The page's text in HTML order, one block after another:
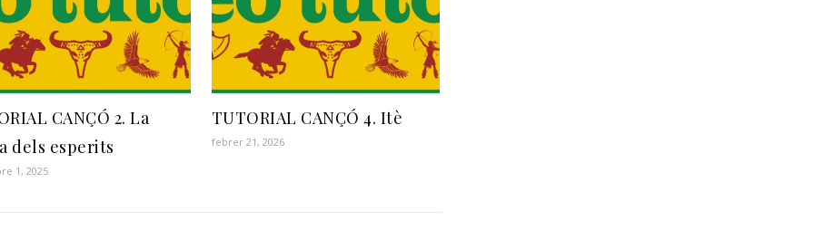
CANÇÓ 2. La
dels esperits
1, 2025
TUTORIAL CANÇÓ 4. Itè
febrer 21, 2026